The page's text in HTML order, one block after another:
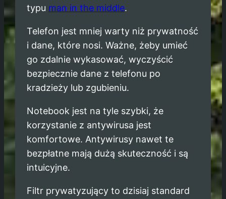
typu man in the middle.
Telefon jest mniej warty niż prywatność
i dane, które nosi. Ważne, żeby umieć
go zdalnie wykasować, wyczyścić
bezpiecznie dane z telefonu po
kradzieży lub zgubieniu.
Notebook jest na tyle szybki, że
korzystanie z antywirusa jest
komfortowe. Antywirusy nawet te
bezpłatne mają dużą skuteczność i są
intuicyjne.
Filtr prywatyzujący to dzisiaj standard